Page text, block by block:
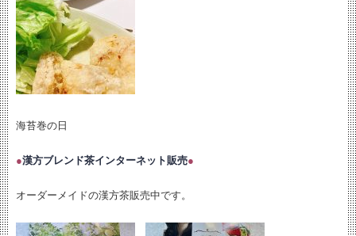
海苔巻の日
●漢方ブレンド茶インターネット販売●
オーダーメイドの漢方茶販売中です。